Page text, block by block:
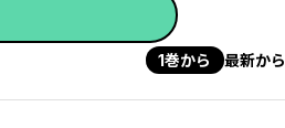
1巻から 最新から